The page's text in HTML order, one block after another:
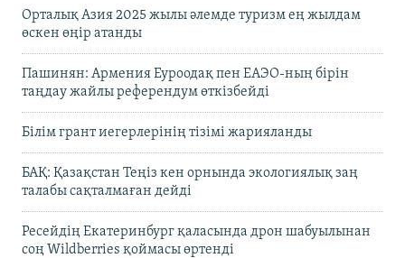
Орталық Азия 2025 жылы әлемде туризм ең жылдам
өскен өңір атанды
Пашинян: Армения Еуроодақ пен ЕАЭО-ның бірін
таңдау жайлы референдум өткізбейді
Білім грант иегерлерінің тізімі жарияланды
БАҚ: Қазақстан Теңіз кен орнында экологиялық заң
талабы сақталмаған дейді
Ресейдің Екатеринбург қаласында дрон шабуылынан
соң Wildberries қоймасы өртенді